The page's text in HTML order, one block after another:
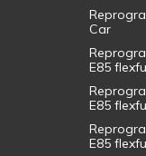
Car
E85
E85
E85